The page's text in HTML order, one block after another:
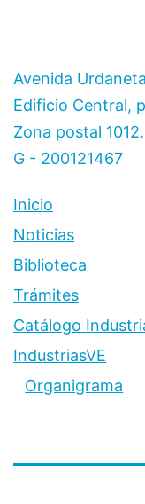
Avenida
Edificio Central,
Zona postal 1012.
G - 200121467
Inicio
Noticias
Biblioteca
Trámites
Catálogo
IndustriasVE
Organigrama